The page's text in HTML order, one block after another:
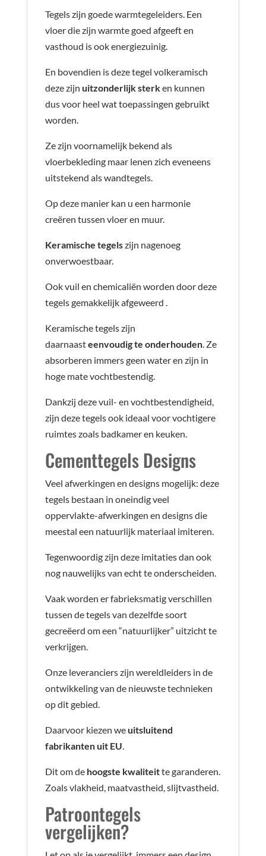
Tegels zijn goede warmtegeleiders. Een
vloer die zijn warmte goed afgeeft en
vasthoud is ook energiezuinig.
En bovendien is deze tegel volkeramisch
deze zijn uitzonderlijk sterken kunnen
dus voor heel wat toepassingen gebruikt
worden.
Ze zijn voornamelijk bekend als
vloerbekleding maar lenen zich eveneens
uitstekend als wandtegels.
Op deze manier kan u een harmonie
creëren tussen vloer en muur.
Keramische tegelszijn nagenoeg
onverwoestbaar.
Ook vuil en chemicaliën worden door deze
tegels gemakkelijk afgeweerd .
Keramische tegels zijn
daarnaasteenvoudig te onderhouden. Ze
absorberen immers geen water en zijn in
hoge mate vochtbestendig.
Dankzij deze vuil- en vochtbestendigheid,
zijn deze tegels ook ideaal voor vochtigere
ruimtes zoals badkamer en keuken.
Cementtegels Designs
Veel afwerkingen en designs mogelijk: deze
tegels bestaan in oneindig veel
oppervlakte-afwerkingen en designs die
meestal een natuurlijk materiaal imiteren.
Tegenwoordig zijn deze imitaties dan ook
nog nauwelijks van echt te onderscheiden.
Vaak worden er fabrieksmatig verschillen
tussen de tegels van dezelfde soort
gecreëerd om een “natuurlijker” uitzicht te
verkrijgen.
Onze leveranciers zijn wereldleiders in de
ontwikkeling van de nieuwste technieken
op dit gebied.
Daarvoor kiezen we uitsluitend
fabrikanten uit EU
Dit om de hoogste kwaliteitte garanderen.
Zoals vlakheid, maatvastheid, slijtvastheid.
Patroontegels
vergelijken?